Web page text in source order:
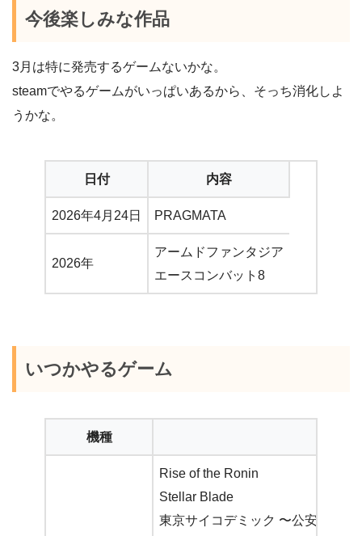
今後楽しみな作品
3月は特に発売するゲームないかな。
steamでやるゲームがいっぱいあるから、そっち消化しよ
うかな。
日付 内容
2026年4月24日 PRAGMATA
2026年
アームドファンタジア
エースコンバット8
いつかやるゲーム
機種
Rise of the Ronin
Stellar Blade
東京サイコデミック 〜公安調査